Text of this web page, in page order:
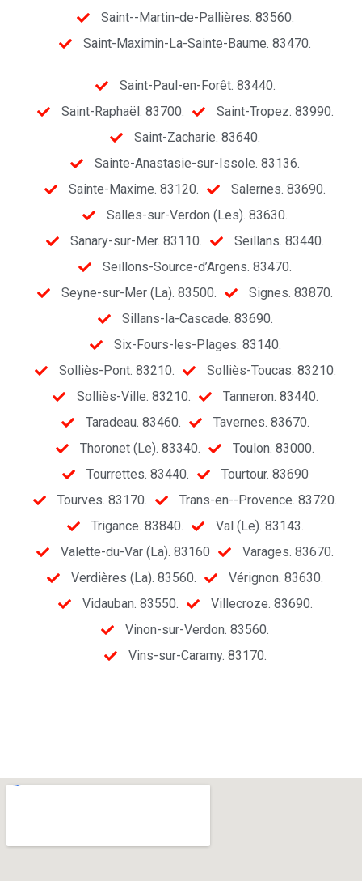
Saint--Martin-de-Pallières. 83560.
Saint-Maximin-La-Sainte-Baume. 83470.
Saint-Paul-en-Forêt. 83440.
Saint-Raphaël. 83700.
Saint-Tropez. 83990.
Saint-Zacharie. 83640.
Sainte-Anastasie-sur-Issole. 83136.
Sainte-Maxime. 83120.
Salernes. 83690.
Salles-sur-Verdon (Les). 83630.
Sanary-sur-Mer. 83110.
Seillans. 83440.
Seillons-Source-d’Argens. 83470.
Seyne-sur-Mer (La). 83500.
Signes. 83870.
Sillans-la-Cascade. 83690.
Six-Fours-les-Plages. 83140.
Solliès-Pont. 83210.
Solliès-Toucas. 83210.
Solliès-Ville. 83210.
Tanneron. 83440.
Taradeau. 83460.
Tavernes. 83670.
Thoronet (Le). 83340.
Toulon. 83000.
Tourrettes. 83440.
Tourtour. 83690
Tourves. 83170.
Trans-en--Provence. 83720.
Trigance. 83840.
Val (Le). 83143.
Valette-du-Var (La). 83160
Varages. 83670.
Verdières (La). 83560.
Vérignon. 83630.
Vidauban. 83550.
Villecroze. 83690.
Vinon-sur-Verdon. 83560.
Vins-sur-Caramy. 83170.